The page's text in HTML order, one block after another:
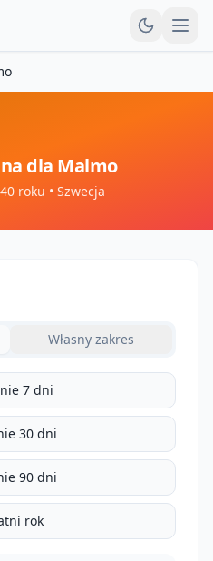
dla Malmo
roku • Szwecja
Własny zakres
7 dni
30 dni
90 dni
rok